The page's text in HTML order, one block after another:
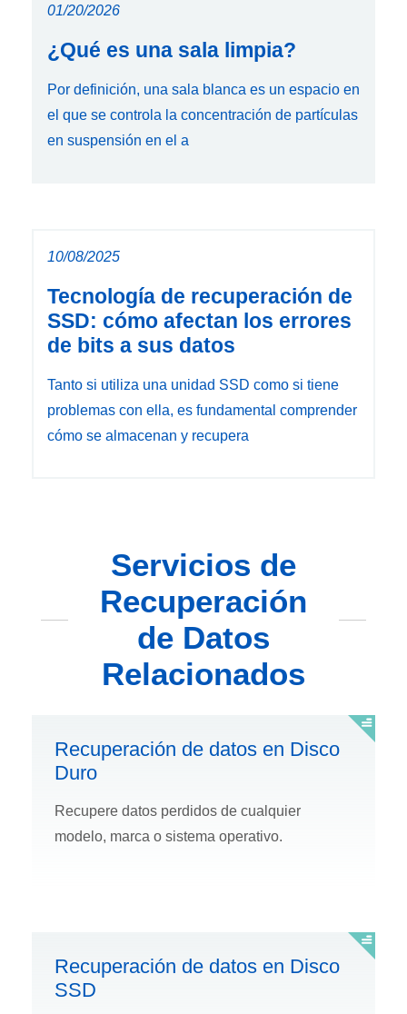
01/20/2026
¿Qué es una sala limpia?
Por definición, una sala blanca es un espacio en
el que se controla la concentración de partículas
en suspensión en el a
10/08/2025
Tecnología de recuperación de
SSD: cómo afectan los errores
de bits a sus datos
Tanto si utiliza una unidad SSD como si tiene
problemas con ella, es fundamental comprender
cómo se almacenan y recupera
Servicios de
Recuperación
de Datos
Relacionados
Recuperación de datos en Disco
Duro
Recupere datos perdidos de cualquier
modelo, marca o sistema operativo.
Recuperación de datos en Disco
SSD